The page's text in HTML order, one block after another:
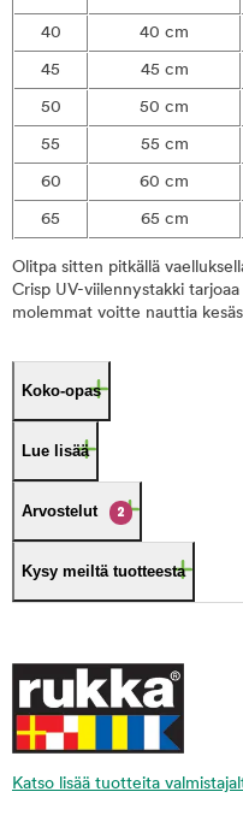
40 40 cm
45 45 cm
50 50 cm
55 55 cm
60 60 cm
65 65 cm
Olitpa sitten pitkällä
Crisp UV-viilennystakki
molemmat voitte nauttia
Koko-opas
Lue lisää
Arvostelut 2
Kysy meiltä tuotteesta
Katso lisää tuotteita